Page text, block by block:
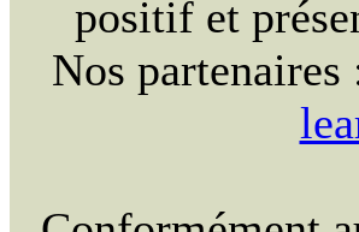
positif et
Nos partenaires